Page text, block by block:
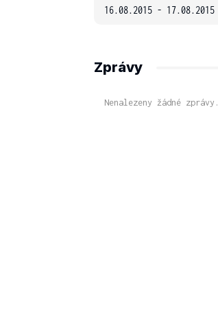
16.08.2015 - 17.08.2015
Zprávy
Nenalezeny žádné zprávy.